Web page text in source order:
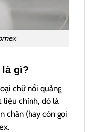
là gì?
chữ nổi quảng
liệu chính, đó là
chân (hay còn gọi